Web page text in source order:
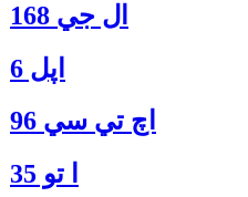
ال جي 168
اپل 6
اچ تي سي 96
ا‍ تو 35